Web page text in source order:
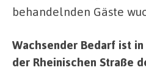
behandelnden Gäste
Wachsender Bedarf ist
der Rheinischen Straße